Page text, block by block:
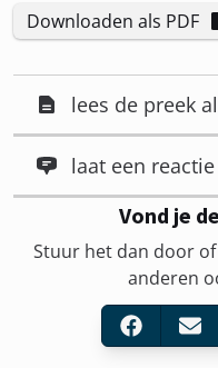
Downloaden als PDF
lees de preek
laat een
Vond je
Stuur het dan door
anderen